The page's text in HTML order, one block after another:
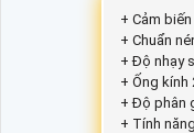
+ Cảm
+ Chuẩn
+ Độ nhạy
+ Ống kính
+ Độ phân
+ Tính